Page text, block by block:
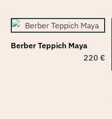
Berber Teppich Maya
220 €